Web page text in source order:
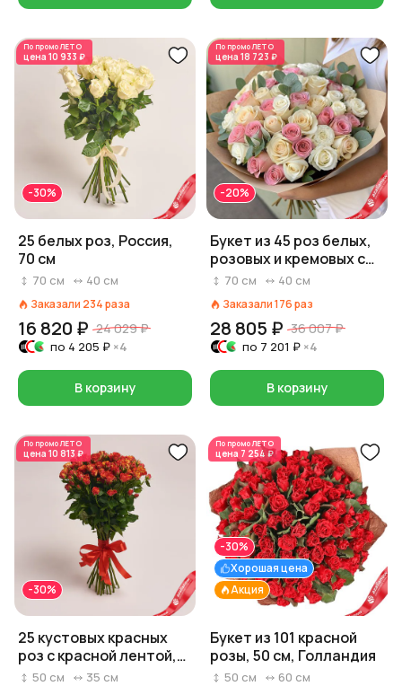
По промоЛЕТО
цена 10 933 ₽
-30%
25 белых роз, Россия,
70 см
70 см 40 см
Заказали 234раза
16 820 ₽ 24 029 ₽
по 4 205 ₽ ×4
В корзину
По промоЛЕТО
цена 18 723 ₽
-20%
Букет из 45 роз белых,
розовых и кремовых с
эвкалиптом в крафте,
70 см 40 см
Заказали176раз
28 805 ₽ 36 007 ₽
по 7 201 ₽ ×4
В корзину
По промоЛЕТО
цена 10 813 ₽
-30%
25 кустовых красных
роз с красной лентой,
Голландия
50 см 35 см
По промоЛЕТО
цена 7 254 ₽
Акция
Хорошая цена
-30%
Букет из 101 красной
розы, 50 см, Голландия
50 см 60 см